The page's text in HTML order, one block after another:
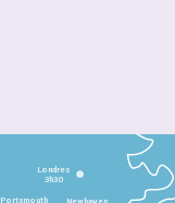
Londres
3h30
Newhaven
Portsmouth